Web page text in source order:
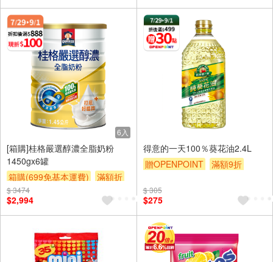
6入
[箱購]桂格嚴選醇濃全脂奶粉
1450gx6罐
箱購(699免基本運費)
滿額折
贈$200
$ 3474
$2,994
得意的一天100％葵花油2.4L
贈OPENPOINT
滿額9折
$ 305
$275